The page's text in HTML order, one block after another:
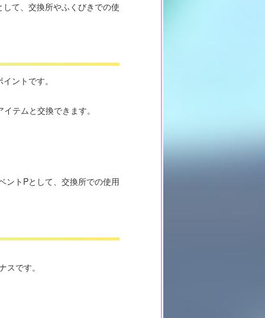
て、交換所やふくびきでの使
ントです。
テムと交換できます。
ントPとして、交換所での使用
スです。